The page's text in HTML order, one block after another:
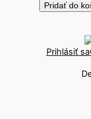
Pridať do
Prihlásiť sa